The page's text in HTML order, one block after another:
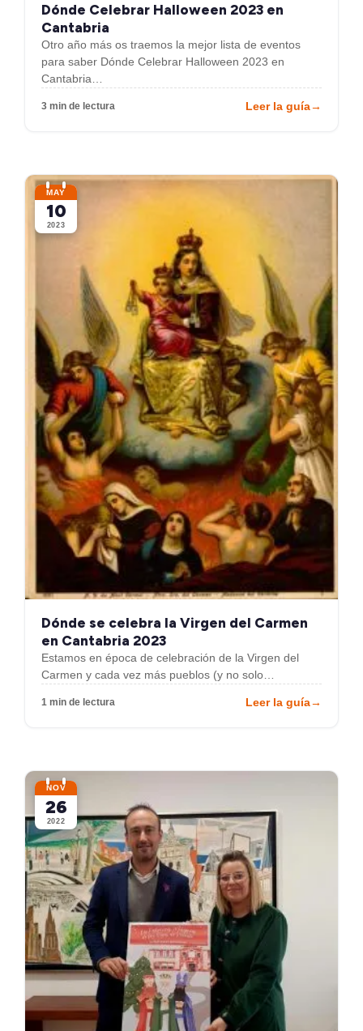
Dónde Celebrar Halloween 2023 en
Cantabria
Otro año más os traemos la mejor lista de eventos
para saber Dónde Celebrar Halloween 2023 en
Cantabria…
3 min de lectura Leer la guía→
MAY
10
2023
Dónde se celebra la Virgen del Carmen
en Cantabria 2023
Estamos en época de celebración de la Virgen del
Carmen y cada vez más pueblos (y no solo…
1 min de lectura Leer la guía→
NOV
26
2022